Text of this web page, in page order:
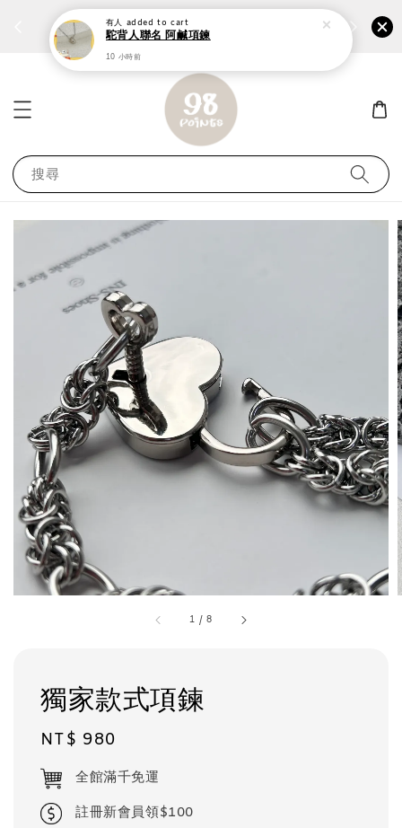
個性鋼戒任兩件1300⚡ 加
搜尋
1 /8
獨家款式項鍊
Regular
price
NT$ 980
全館滿千免運
註冊新會員領$100
有人 added to cart
駝背人聯名 阿鹹項鍊
10 小時前